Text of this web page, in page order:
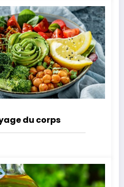
du corps